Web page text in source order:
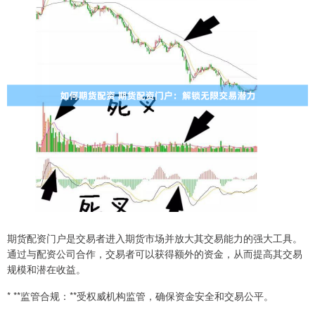
期货配资门户是交易者进入期货市场并放大其交易能力的强大工具。
通过与配资公司合作，交易者可以获得额外的资金，从而提高其交易
规模和潜在收益。
* **监管合规：**受权威机构监管，确保资金安全和交易公平。